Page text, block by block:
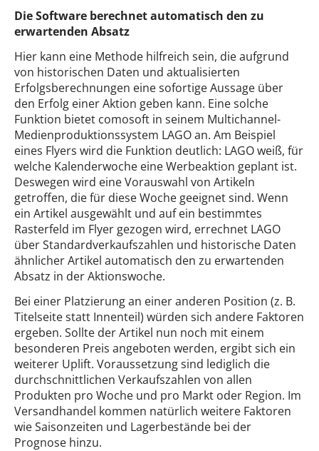
Die Software berechnet automatisch den zu
erwartenden Absatz
Hier kann eine Methode hilfreich sein, die aufgrund
von historischen Daten und aktualisierten
Erfolgsberechnungen eine sofortige Aussage über
den Erfolg einer Aktion geben kann. Eine solche
Funktion bietet comosoft in seinem Multichannel-
Medienproduktionssystem LAGO an. Am Beispiel
eines Flyers wird die Funktion deutlich: LAGO weiß, für
welche Kalenderwoche eine Werbeaktion geplant ist.
Deswegen wird eine Vorauswahl von Artikeln
getroffen, die für diese Woche geeignet sind. Wenn
ein Artikel ausgewählt und auf ein bestimmtes
Rasterfeld im Flyer gezogen wird, errechnet LAGO
über Standardverkaufszahlen und historische Daten
ähnlicher Artikel automatisch den zu erwartenden
Absatz in der Aktionswoche.
Bei einer Platzierung an einer anderen Position (z. B.
Titelseite statt Innenteil) würden sich andere Faktoren
ergeben. Sollte der Artikel nun noch mit einem
besonderen Preis angeboten werden, ergibt sich ein
weiterer Uplift. Voraussetzung sind lediglich die
durchschnittlichen Verkaufszahlen von allen
Produkten pro Woche und pro Markt oder Region. Im
Versandhandel kommen natürlich weitere Faktoren
wie Saisonzeiten und Lagerbestände bei der
Prognose hinzu.